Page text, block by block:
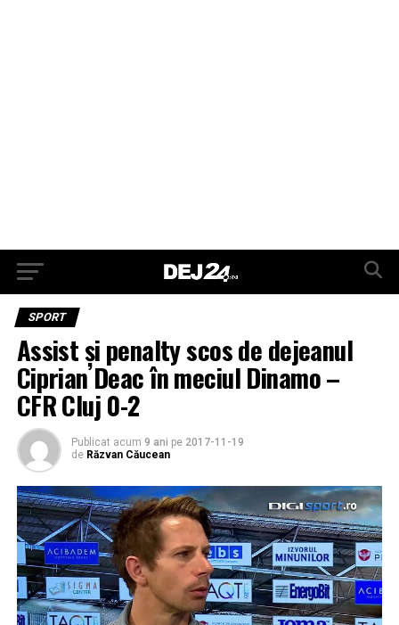
SPORT
Assist și penalty scos de dejeanul
Ciprian Deac în meciul Dinamo –
CFR Cluj 0-2
Publicat acum 9 ani pe 2017-11-19
de Răzvan Căucean